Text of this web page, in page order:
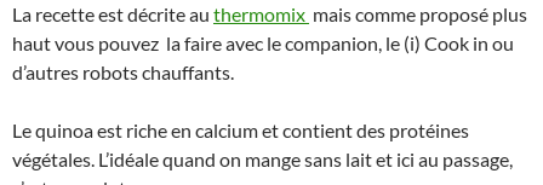
La recette est décrite au thermomix mais comme proposé plus
haut vous pouvez la faire avec le companion, le (i) Cook in ou
d’autres robots chauffants.
Le quinoa est riche en calcium et contient des protéines
végétales. L’idéale quand on mange sans lait et ici au passage,